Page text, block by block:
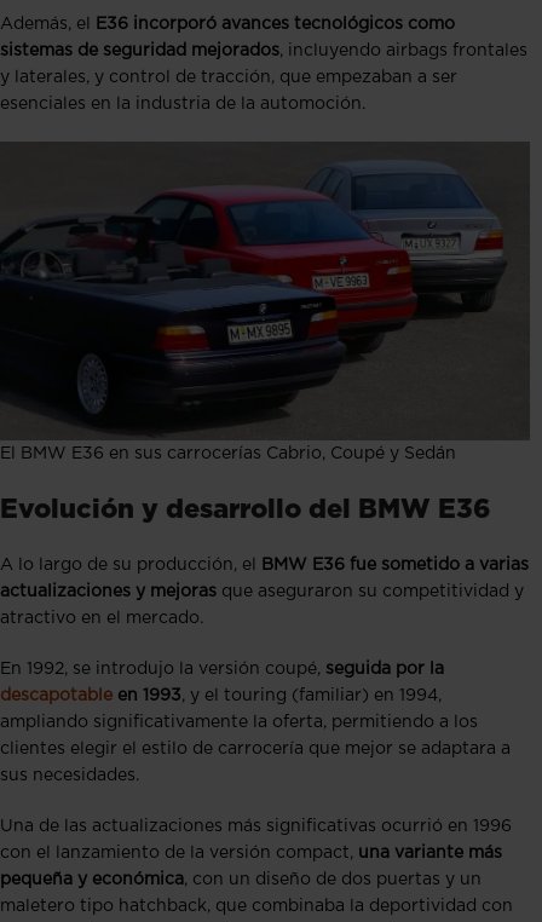
Además, el
E36 incorporó avances tecnológicos como
sistemas de seguridad mejorados, incluyendo airbags frontales
y laterales, y control de tracción, que empezaban a ser
esenciales en la industria de la automoción.
El BMW E36 en sus carrocerías Cabrio, Coupé y Sedán
Evolución y desarrollo del BMW E36
A lo largo de su producción, el
BMW E36 fue sometido a varias
actualizaciones y mejoras que aseguraron su competitividad y
atractivo en el mercado.
En 1992, se introdujo la versión coupé, seguida por la
descapotable en 1993, y el touring (familiar) en 1994,
ampliando significativamente la oferta, permitiendo a los
clientes elegir el estilo de carrocería que mejor se adaptara a
sus necesidades.
Una de las actualizaciones más significativas ocurrió en 1996
con el lanzamiento de la versión compact, una variante más
pequeña y económica, con un diseño de dos puertas y un
maletero tipo hatchback, que combinaba la deportividad con